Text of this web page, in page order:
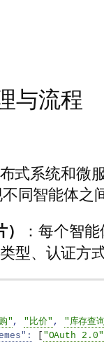
与流程
式系统和微
同智能体之
：每个智
型、认证方
", "比价" , "库存查
[ "OAuth 2.0"